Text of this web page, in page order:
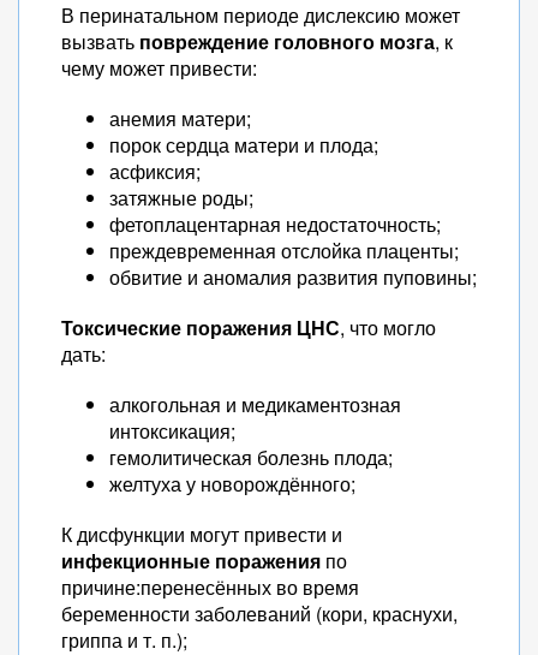
В перинатальном периоде дислексию может
вызвать повреждение головного мозга, к
чему может привести:
анемия матери;
порок сердца матери и плода;
асфиксия;
затяжные роды;
фетоплацентарная недостаточность;
преждевременная отслойка плаценты;
обвитие и аномалия развития пуповины;
Токсические поражения ЦНС, что могло
дать:
алкогольная и медикаментозная
интоксикация;
гемолитическая болезнь плода;
желтуха у новорождённого;
К дисфункции могут привести и
инфекционные поражения по
причине:перенесённых во время
беременности заболеваний (кори, краснухи,
гриппа и т. п.);